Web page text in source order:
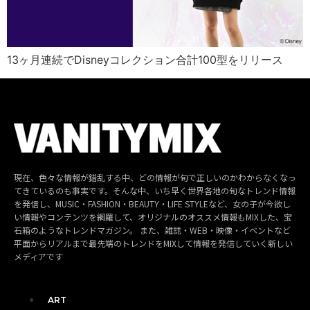
13ヶ月連続でDisneyコレクション合計100型をリリース
現在、色々な情報が錯乱する中、どの情報が旬で正しいのかわからなくなっ
てきているのも事実です。そんな中、いち早く世界各地の旬なトレンド情報
を発信し、MUSIC・FASHION・BEAUTY・LIFE STYLEなど、女の子が今欲し
い情報やコンテンツを網羅して、オリジナルのオススメ情報もMIXした、宝
石箱のようなトレンドマガジン。 また、雑誌・WEB・映像・イベントなど
平面からリアルまで最先端のトレンドをMIXして情報を発信していく新しい
メディアです
ART